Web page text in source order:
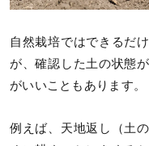
自然栽培ではできるだ
が、確認した土の状態
がいいこともあります。
例えば、天地返し（土